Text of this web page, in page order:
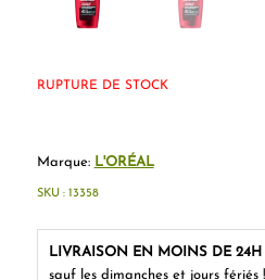
RUPTURE DE STOCK
Marque: L'ORÉAL
LIVRAISON EN MOINS DE 24H
sauf les dimanches et jours fériés
SKU : 13358